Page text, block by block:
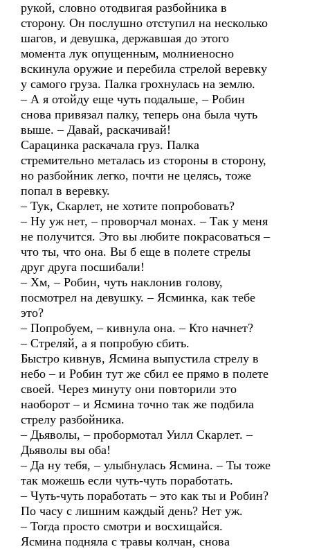
рукой, словно отодвигая разбойника в
сторону. Он послушно отступил на несколько
шагов, и девушка, державшая до этого
момента лук опущенным, молниеносно
вскинула оружие и перебила стрелой веревку
у самого груза. Палка грохнулась на землю.
– А я отойду еще чуть подальше, – Робин
снова привязал палку, теперь она была чуть
выше. – Давай, раскачивай!
Сарацинка раскачала груз. Палка
стремительно металась из стороны в сторону,
но разбойник легко, почти не целясь, тоже
попал в веревку.
– Тук, Скарлет, не хотите попробовать?
– Ну уж нет, – проворчал монах. – Так у меня
не получится. Это вы любите покрасоваться –
что ты, что она. Вы б еще в полете стрелы
друг друга посшибали!
– Хм, – Робин, чуть наклонив голову,
посмотрел на девушку. – Ясминка, как тебе
это?
– Попробуем, – кивнула она. – Кто начнет?
– Стреляй, а я попробую сбить.
Быстро кивнув, Ясмина выпустила стрелу в
небо – и Робин тут же сбил ее прямо в полете
своей. Через минуту они повторили это
наоборот – и Ясмина точно так же подбила
стрелу разбойника.
– Дьяволы, – пробормотал Уилл Скарлет. –
Дьяволы вы оба!
– Да ну тебя, – улыбнулась Ясмина. – Ты тоже
так можешь если чуть-чуть поработать.
– Чуть-чуть поработать – это как ты и Робин?
По часу с лишним каждый день? Нет уж.
– Тогда просто смотри и восхищайся.
Ясмина подняла с травы колчан, снова